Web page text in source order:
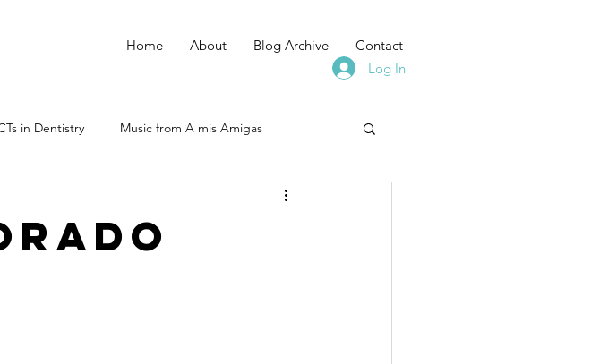
Home About Blog Archive
Contact
Log In
in Dentistry Music from A mis Amigas